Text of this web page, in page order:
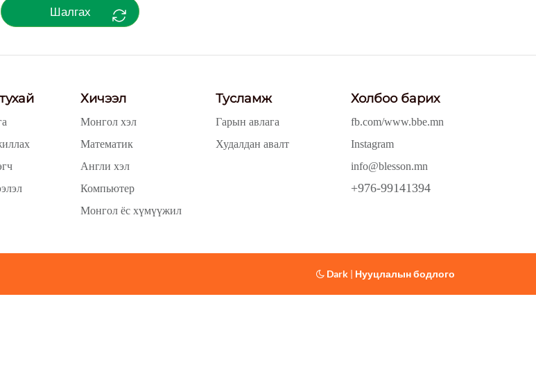
Шалгах
Хичээл
Монгол хэл
Математик
Англи хэл
Компьютер
Монгол ёс хүмүүжил
Тусламж
Гарын авлага
Худалдан авалт
Холбоо барих
fb.com/www.bbe.mn
Instagram
info@blesson.mn
+976-99141394
Dark | Нууцлалын бодлого